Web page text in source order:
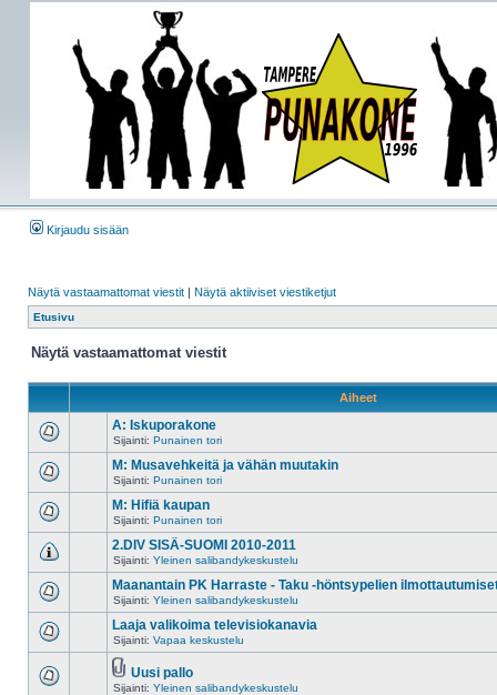
Kirjaudu sisään
Näytä vastaamattomat viestit | Näytä aktiiviset viestiketjut
Etusivu
Näytä vastaamattomat viestit
Aiheet
A: Iskuporakone
Sijainti: Punainen tori
M: Musavehkeitä ja vähän muutakin
Sijainti: Punainen tori
M: Hifiä kaupan
Sijainti: Punainen tori
2.DIV SISÄ-SUOMI 2010-2011
Sijainti: Yleinen salibandykeskustelu
Maanantain PK Harraste - Taku -höntsypelien
Sijainti: Yleinen salibandykeskustelu
Laaja valikoima televisiokanavia
Sijainti: Vapaa keskustelu
Uusi pallo
Sijainti: Yleinen salibandykeskustelu